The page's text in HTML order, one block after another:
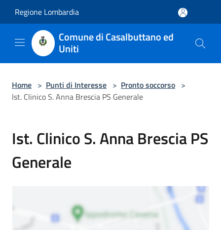
Regione Lombardia
Comune di Casalbuttano ed
Uniti
Home > Punti di Interesse > Pronto soccorso >
Ist. Clinico S. Anna Brescia PS Generale
Ist. Clinico S. Anna Brescia PS
Generale